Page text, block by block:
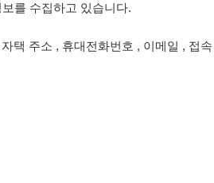
를 수집하고 있습니다.
택 주소 , 휴대전화번호 , 이메일 , 접속